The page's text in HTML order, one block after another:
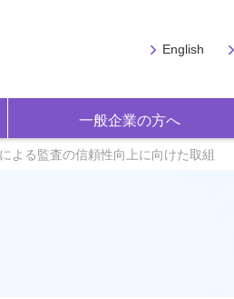
一般企業の方へ
English
よる監査の信頼性向上に向けた取組